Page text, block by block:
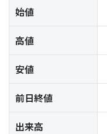
始値
高値
安値
前日終値
出来高